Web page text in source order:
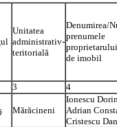
Unitatea
administrativ-
teritorială
Denumirea/
prenumele
de imobil
3 4
Mărăcineni
Ionescu
Adrian
Cristescu